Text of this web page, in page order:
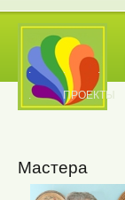
. . .
. ПРОЕКТЫ
Мастера